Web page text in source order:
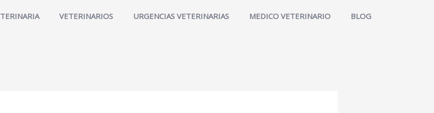
VETERINARIOS URGENCIAS VETERINARIAS MEDICO VETERINARIO BLOG